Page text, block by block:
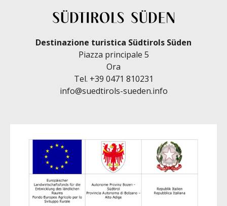
Destinazione turistica Südtirols Süden
Piazza principale 5
Ora
Tel. +39 0471 810231
info@suedtirols-sueden.info